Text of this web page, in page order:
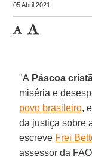
05 Abril 2021
"A Páscoa
miséria e
povo brasileiro,
da justiça sobre
escreve Frei
assessor da